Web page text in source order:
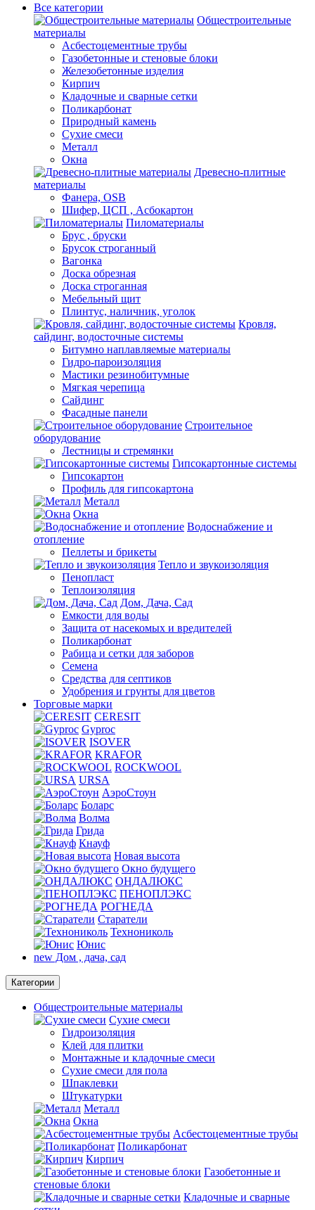
Все категории
Общестроительные
материалы
Асбестоцементные трубы
Газобетонные и стеновые блоки
Железобетонные изделия
Кирпич
Кладочные и сварные сетки
Поликарбонат
Природный камень
Сухие смеси
Металл
Окна
Древесно-плитные
материалы
Фанера, OSB
Шифер, ЦСП , Асбокартон
Пиломатериалы
Брус , бруски
Брусок строганный
Вагонка
Доска обрезная
Доска строганная
Мебельный щит
Плинтус, наличник, уголок
Кровля,
сайдинг, водосточные системы
Битумно наплавляемые материалы
Гидро-пароизоляция
Мастики резинобитумные
Мягкая черепица
Сайдинг
Фасадные панели
Строительное
оборудование
Лестницы и стремянки
Гипсокартонные системы
Гипсокартон
Профиль для гипсокартона
Металл
Окна
Водоснабжение и
отопление
Пеллеты и брикеты
Тепло и звукоизоляция
Пенопласт
Теплоизоляция
Дом, Дача, Сад
Емкости для воды
Защита от насекомых и вредителей
Поликарбонат
Рабица и сетки для заборов
Семена
Средства для септиков
Удобрения и грунты для цветов
Торговые марки
CERESIT
Gyproc
ISOVER
KRAFOR
ROCKWOOL
URSA
АэроСтоун
Боларс
Волма
Грида
Кнауф
Новая высота
Окно будущего
ОНДАЛЮКС
ПЕНОПЛЭКС
РОГНЕДА
Старатели
Технониколь
Юнис
new Дом , дача, сад
Категории
Общестроительные материалы
Сухие смеси
Гидроизоляция
Клей для плитки
Монтажные и кладочные смеси
Сухие смеси для пола
Шпаклевки
Штукатурки
Металл
Окна
Асбестоцементные трубы
Поликарбонат
Кирпич
Газобетонные и
стеновые блоки
Кладочные и сварные